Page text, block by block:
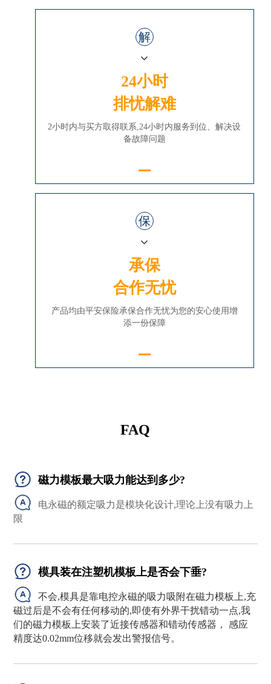
解
24小时
排忧解难
2小时内与买方取得联系,24小时内服务到位、解决设
备故障问题
保
承保
合作无忧
产品均由平安保险承保合作无忧为您的安心使用增
添一份保障
FAQ
磁力模板最大吸力能达到多少?
电永磁的额定吸力是模块化设计,理论上没有吸力上
限
模具装在注塑机模板上是否会下垂?
不会,模具是靠电控永磁的吸力吸附在磁力模板上,充
磁过后是不会有任何移动的,即使有外界干扰错动一点,我
们的磁力模板上安装了近接传感器和错动传感器，
感应
精度达0.02mm位移就会发出警报信号。